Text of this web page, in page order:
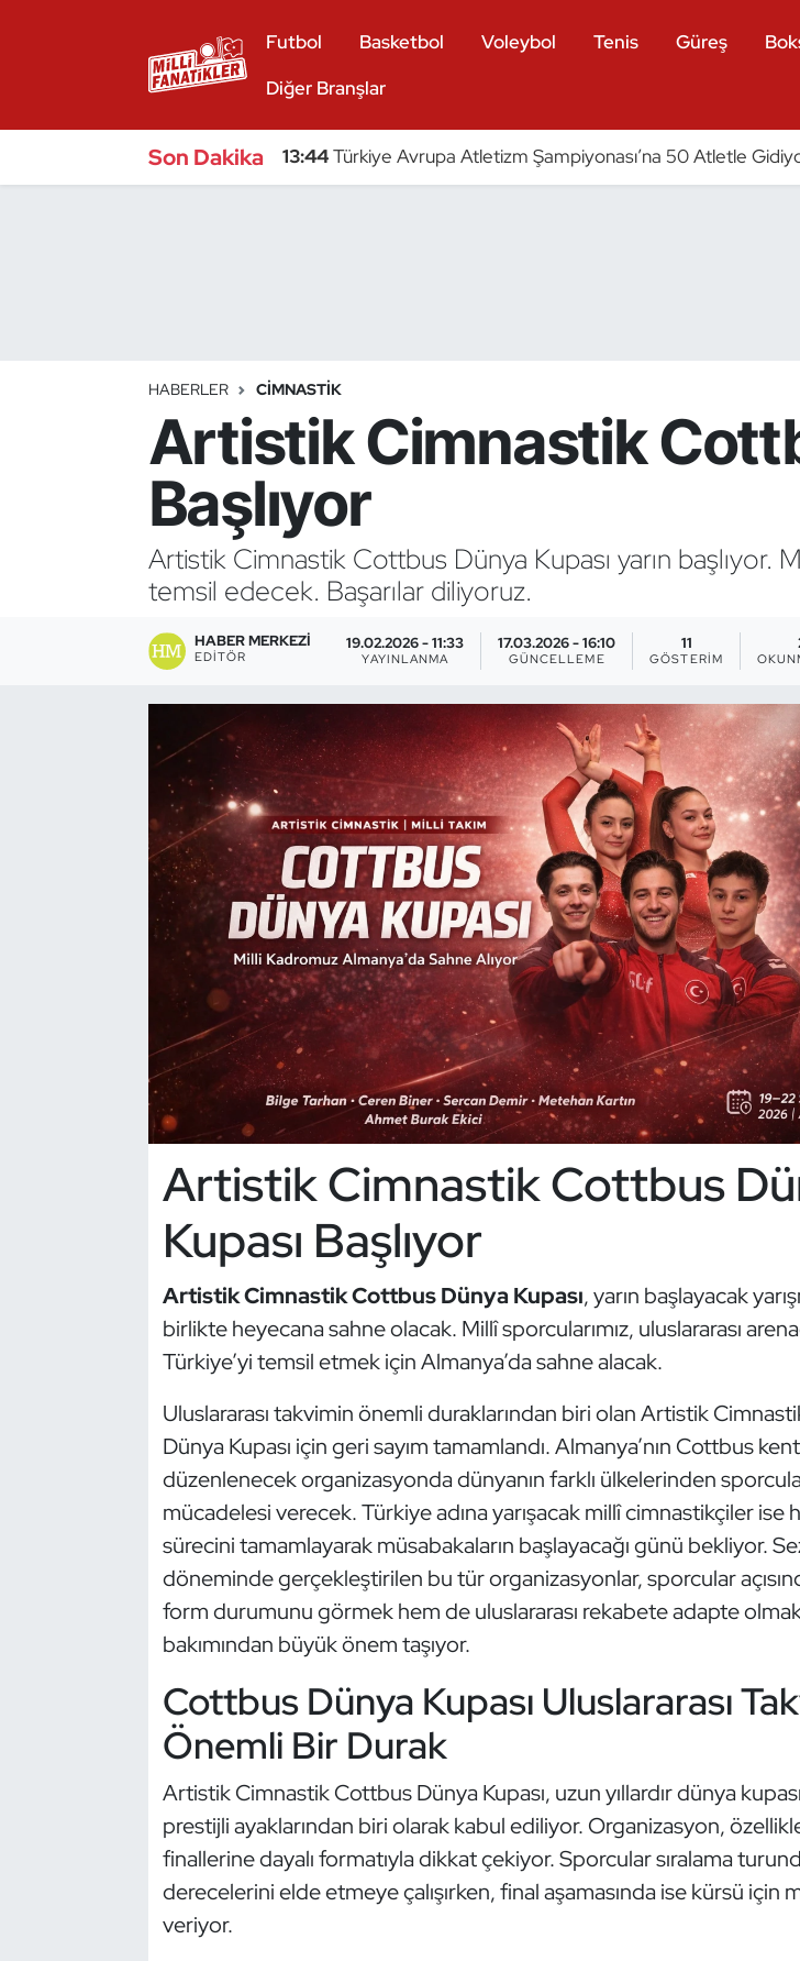
Futbol Basketbol Voleybol Tenis Güreş
Diğer Branşlar
Son Dakika 13:44Türkiye Avrupa Atletizm Şampiyonası’na 50 Atletle
HABERLER CIMNASTIK
Artistik Cimnastik
Başlıyor
Artistik Cimnastik Cottbus Dünya Kupası yarın başlıyor.
temsil edecek. Başarılar diliyoruz.
HABER MERKEZI
EDITÖR
19.02.2026 - 11:33
YAYINLANMA
17.03.2026 - 16:10
GÜNCELLEME
11
GÖSTERIM
Artistik Cimnastik Cottbus
Kupası Başlıyor
Artistik Cimnastik Cottbus Dünya Kupası, yarın başlayacak
birlikte heyecana sahne olacak. Millî sporcularımız, uluslararası
Türkiye’yi temsil etmek için Almanya’da sahne alacak.
Uluslararası takvimin önemli duraklarından biri olan Artistik
Dünya Kupası için geri sayım tamamlandı. Almanya’nın Cottbus
düzenlenecek organizasyonda dünyanın farklı ülkelerinden
mücadelesi verecek. Türkiye adına yarışacak millî cimnastikçiler ise
sürecini tamamlayarak müsabakaların başlayacağı günü bekliyor.
döneminde gerçekleştirilen bu tür organizasyonlar, sporcular
form durumunu görmek hem de uluslararası rekabete adapte
bakımından büyük önem taşıyor.
Cottbus Dünya Kupası Uluslararası
Önemli Bir Durak
Artistik Cimnastik Cottbus Dünya Kupası, uzun yıllardır dünya
prestijli ayaklarından biri olarak kabul ediliyor. Organizasyon,
finallerine dayalı formatıyla dikkat çekiyor. Sporcular sıralama
derecelerini elde etmeye çalışırken, final aşamasında ise kürsü için
veriyor.
Bocce Bowling Dart
Buz Hokeyi
Çim Hokeyi
Cimnastik
Dans Sporları
Dövüş Sanatı
Hava Sporları
İşitme Engelli Sporcular
Judo ve Kuraş
Kano ve Rafting